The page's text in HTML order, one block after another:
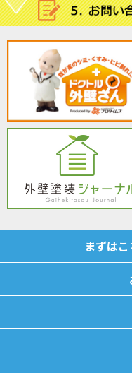
まずは